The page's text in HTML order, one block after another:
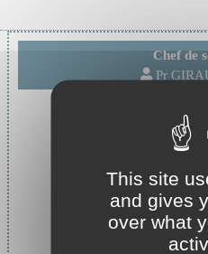
Chef de
Pr
This site
and gives
over what